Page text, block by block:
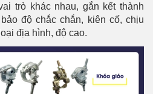
trò khác nhau, gắn kết thành
độ chắc chắn, kiên cố, chịu
địa hình, độ cao.